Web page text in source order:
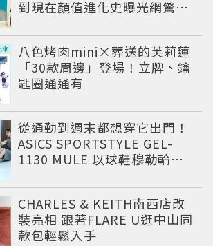
到現在顏值進化史曝光網驚：
八色烤肉mini×葬送的芙莉蓮
「30款周邊」登場！立牌、鑰
匙圈通通有
從通勤到週末都想穿它出門！
ASICS SPORTSTYLE GEL-
1130 MULE 以球鞋穆勒輪廓
的復古運動穿搭 LOOK
CHARLES & KEITH南西店改
裝亮相 跟著FLARE U逛中山同
款包輕鬆入手